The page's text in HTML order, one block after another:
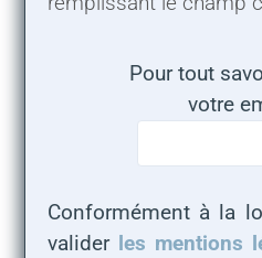
Pour tout
votre
Conformément à la
valider les mentions